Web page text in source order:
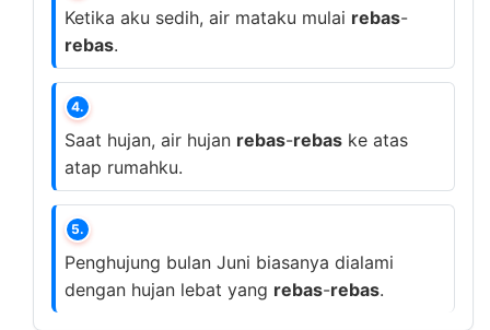
Ketika aku sedih, air mataku mulai rebas-
rebas.
4.
Saat hujan, air hujan rebas-rebas ke atas
atap rumahku.
5.
Penghujung bulan Juni biasanya dialami
dengan hujan lebat yang rebas-rebas.